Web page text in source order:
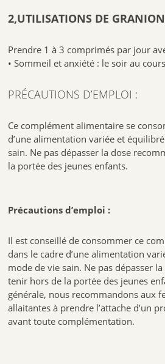
FABRICANT:EQUILIBRE ATTITUDE
1198 Avenue Maurice Donat
Le Laboratoire pharmaceutique des
démarche de haute qualité et de sécurité :
Programme de 20 jours
REF:3760155216912
2,UTILISATIONS DE
Prendre 1 à 3 comprimés par jour
• Sommeil et anxiété : le soir au
PRÉCAUTIONS D’EMPLOI :
Ce complément alimentaire se
d’une alimentation variée et
sain. Ne pas dépasser la dose
la portée des jeunes enfants.
Précautions d’emploi :
Il est conseillé de consommer ce
dans le cadre d’une alimentation
mode de vie sain. Ne pas dépasser
tenir hors de la portée des jeunes
générale, nous recommandons aux
allaitantes à prendre l’attache d’un
avant toute complémentation.